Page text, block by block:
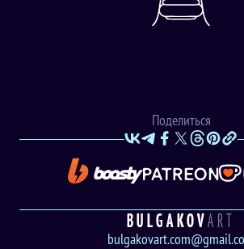
Поделиться
BULGAKOVART